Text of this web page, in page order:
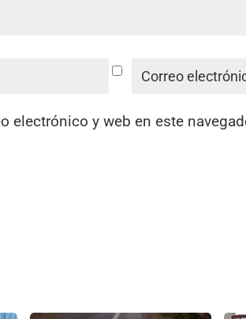
electrónico y web en este